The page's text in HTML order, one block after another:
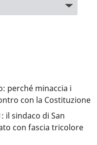
perché minaccia i
con la Costituzione
il sindaco di San
con fascia tricolore